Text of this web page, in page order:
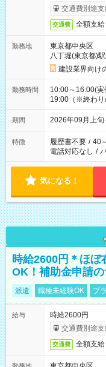
交通費別途支
交通費 全額支給
勤務地
東京都中央区
八丁堀(東京都)
建設業界向け
勤務時間
10:00～16:00(
19:00（※終わり
期間 2026年09月上
特徴 履歴書不要 / 40
電話対応なし /
気になる！
時給2600円＊ほぼ
OK！補助金申請
派遣 職種未経験OK ブ
給与
時給2600円
交通費別途支
交通費 全額支給